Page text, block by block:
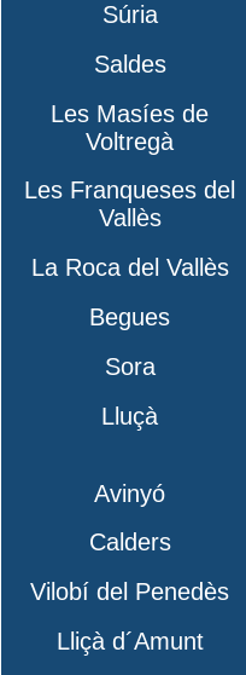
Súria
Saldes
Les Masíes de
Voltregà
Les Franqueses del
Vallès
La Roca del Vallès
Begues
Sora
Lluçà
Avinyó
Calders
Vilobí del Penedès
Lliçà d´Amunt